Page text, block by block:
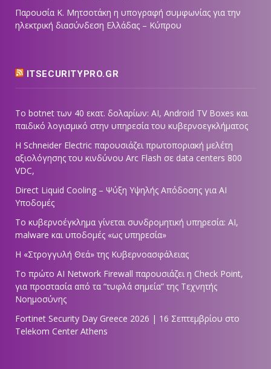
Παρουσία Κ. Μητσοτάκη η υπογραφή συμφωνίας για την
ηλεκτρική διασύνδεση Ελλάδας – Κύπρου
ITSECURITYPRO.GR
Το botnet των 40 εκατ. δολαρίων: AI, Android TV Boxes και
παιδικό λογισμικό στην υπηρεσία του κυβερνοεγκλήματος
Η Schneider Electric παρουσιάζει πρωτοποριακή μελέτη
αξιολόγησης του κινδύνου Arc Flash σε data centers 800
VDC,
Direct Liquid Cooling – Ψύξη Υψηλής Απόδοσης για AI
Υποδομές
Το κυβερνοέγκλημα γίνεται συνδρομητική υπηρεσία: AI,
malware και υποδομές «ως υπηρεσία»
Η «Στρογγυλή Θεά» της Κυβερνοασφάλειας
Tο πρώτο AI Network Firewall παρουσιάζει η Check Point,
για προστασία από τα “τυφλά σημεία” της Τεχνητής
Νοημοσύνης
Fortinet Security Day Greece 2026 | 16 Σεπτεμβρίου στο
Telekom Center Athens